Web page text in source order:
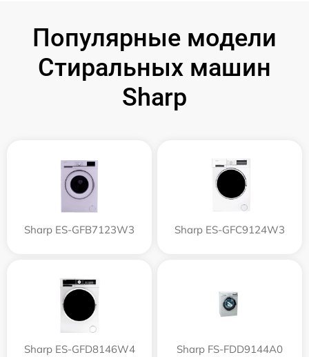
Популярные модели
Стиральных машин
Sharp
Sharp ES-GFB7123W3 Sharp ES-GFC9124W3
Sharp ES-GFD8146W4 Sharp FS-FDD9144A0